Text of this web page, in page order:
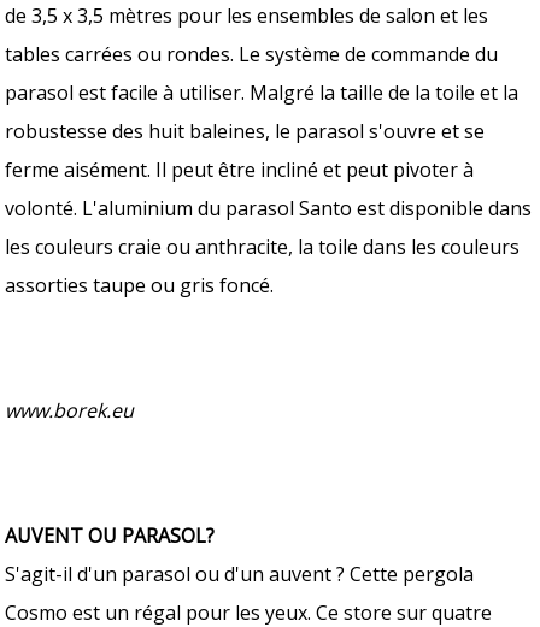
de 3,5 x 3,5 mètres pour les ensembles de salon et les
tables carrées ou rondes. Le système de commande du
parasol est facile à utiliser. Malgré la taille de la toile et la
robustesse des huit baleines, le parasol s'ouvre et se
ferme aisément. Il peut être incliné et peut pivoter à
volonté. L'aluminium du parasol Santo est disponible dans
les couleurs craie ou anthracite, la toile dans les couleurs
assorties taupe ou gris foncé.
www.borek.eu
AUVENT OU PARASOL?
S'agit-il d'un parasol ou d'un auvent ? Cette pergola
Cosmo est un régal pour les yeux. Ce store sur quatre